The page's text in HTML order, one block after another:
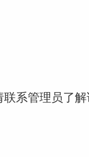
系管理员了